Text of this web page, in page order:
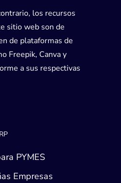
los recursos
sitio web son de
de plataformas de
Freepik, Canva y
a sus respectivas
PYMES
Empresas